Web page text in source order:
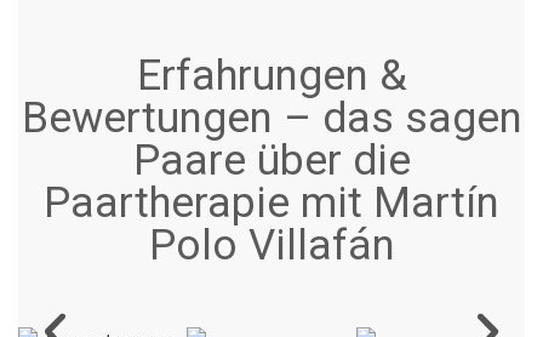
Erfahrungen &
Bewertungen – das sagen
Paare über die
Paartherapie mit Martín
Polo Villafán